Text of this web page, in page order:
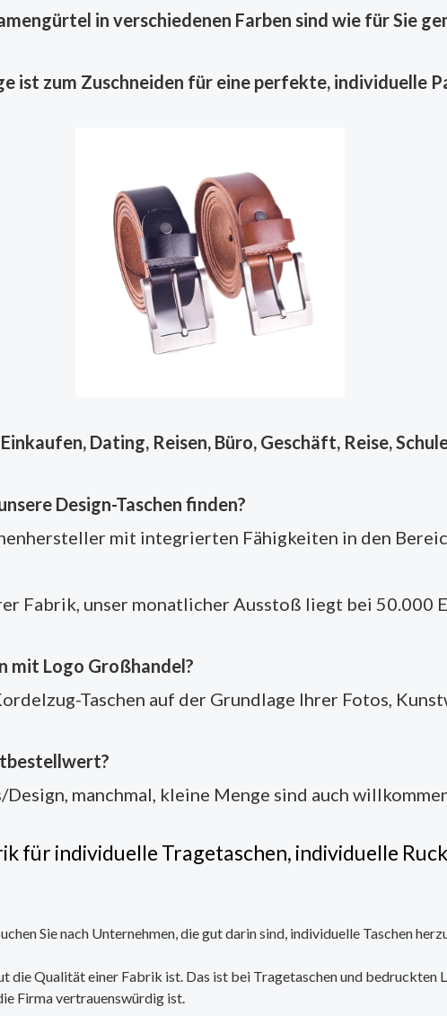
in verschiedenen Farben sind wie für Sie
ist zum Zuschneiden für eine perfekte, individuelle
Dating, Reisen, Büro, Geschäft, Reise,
Design-Taschen finden?
mit integrierten Fähigkeiten in den
Fabrik, unser monatlicher Ausstoß liegt bei 50.000
mit Logo Großhandel?
Taschen auf der Grundlage Ihrer Fotos,
manchmal, kleine Menge sind auch
für individuelle Tragetaschen, individuelle
Sie nach Unternehmen, die gut darin sind, individuelle Taschen
die Qualität einer Fabrik ist. Das ist bei Tragetaschen und bedruckten
Firma vertrauenswürdig ist.